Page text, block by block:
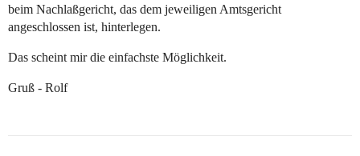
beim Nachlaßgericht, das dem jeweiligen Amtsgericht
angeschlossen ist, hinterlegen.
Das scheint mir die einfachste Möglichkeit.
Gruß - Rolf